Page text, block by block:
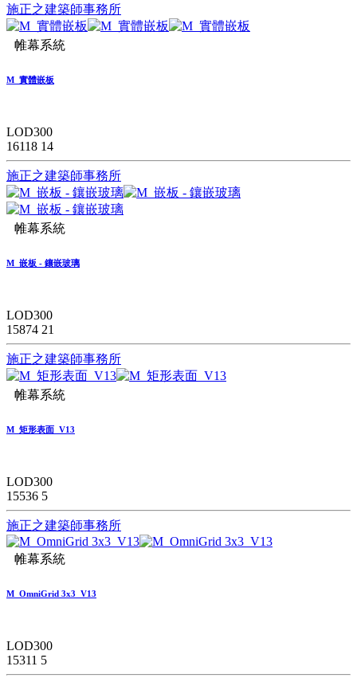
施正之建築師事務所
帷幕系統
M_實體嵌板
LOD300
16118 14
施正之建築師事務所
帷幕系統
M_嵌板 - 鑲嵌玻璃
LOD300
15874 21
施正之建築師事務所
帷幕系統
M_矩形表面_V13
LOD300
15536 5
施正之建築師事務所
帷幕系統
M_OmniGrid 3x3_V13
LOD300
15311 5